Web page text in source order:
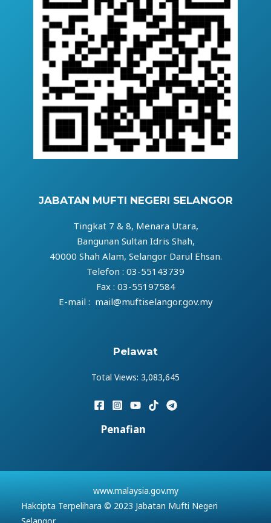
JABATAN MUFTI NEGERI SELANGOR
Tingkat 7 & 8, Menara Utara,
Bangunan Sultan Idris Shah,
40000 Shah Alam, Selangor Darul Ehsan.
Telefon : 03-55143739
Fax : 03-55197584
E-mail : mail@muftiselangor.gov.my
Pelawat
Total Views: 3,083,645
Penafian
www.malaysia.gov.my
Hakcipta Terpelihara © 2023 Jabatan Mufti Negeri